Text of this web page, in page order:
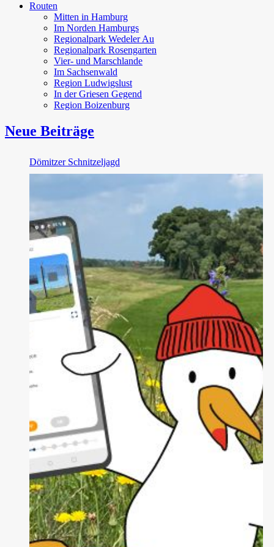
Routen
Mitten in Hamburg
Im Norden Hamburgs
Regionalpark Wedeler Au
Regionalpark Rosengarten
Vier- und Marschlande
Im Sachsenwald
Region Ludwigslust
In der Griesen Gegend
Region Boizenburg
Neue Beiträge
Dömitzer Schnitzeljagd